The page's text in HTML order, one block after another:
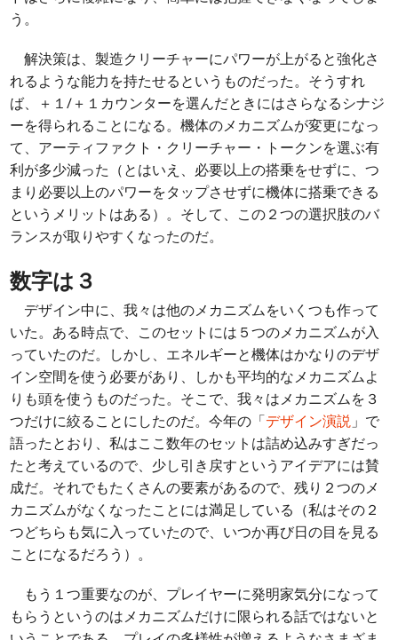
う。
解決策は、製造クリーチャーにパワーが上がると強化さ
れるような能力を持たせるというものだった。そうすれ
ば、＋１/＋１カウンターを選んだときにはさらなるシナジ
ーを得られることになる。機体のメカニズムが変更になっ
て、アーティファクト・クリーチャー・トークンを選ぶ有
利が多少減った（とはいえ、必要以上の搭乗をせずに、つ
まり必要以上のパワーをタップさせずに機体に搭乗できる
というメリットはある）。そして、この２つの選択肢のバ
ランスが取りやすくなったのだ。
数字は３
デザイン中に、我々は他のメカニズムをいくつも作って
いた。ある時点で、このセットには５つのメカニズムが入
っていたのだ。しかし、エネルギーと機体はかなりのデザ
イン空間を使う必要があり、しかも平均的なメカニズムよ
りも頭を使うものだった。そこで、我々はメカニズムを３
つだけに絞ることにしたのだ。今年の「デザイン演説 」で
語ったとおり、私はここ数年のセットは詰め込みすぎだっ
たと考えているので、少し引き戻すというアイデアには賛
成だ。それでもたくさんの要素があるので、残り２つのメ
カニズムがなくなったことには満足している（私はその２
つどちらも気に入っていたので、いつか再び日の目を見る
ことになるだろう）。
もう１つ重要なのが、プレイヤーに発明家気分になって
もらうというのはメカニズムだけに限られる話ではないと